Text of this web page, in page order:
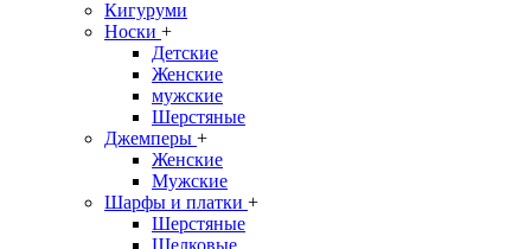
Кигуруми
Носки +
Детские
Женские
мужские
Шерстяные
Джемперы +
Женские
Мужские
Шарфы и платки +
Шерстяные
Шелковые